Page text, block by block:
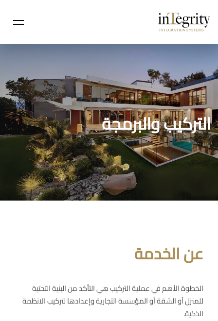
التركيب والبرمجة
عن الخدمة
الخطوة الأهم في عملية التركيب هي التأكد من البنية التحتية
للمنزل أو الشقة أو المؤسسة التجارية وإعدادها لتركيب الانظمة
الذكية.